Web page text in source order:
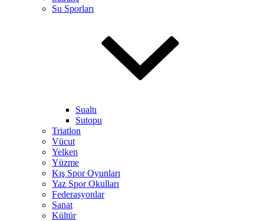
Su Sporları
Sualtı
Sutopu
Triatlon
Vücut
Yelken
Yüzme
Kış Spor Oyunları
Yaz Spor Okulları
Federasyonlar
Sanat
Kültür